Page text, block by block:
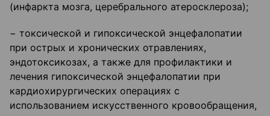
(инфаркта мозга, церебрального атеросклероза);
− токсической и гипоксической энцефалопатии
при острых и хронических отравлениях,
эндотоксикозах, а также для профилактики и
лечения гипоксической энцефалопатии при
кардиохирургических операциях с
использованием искусственного кровообращения,